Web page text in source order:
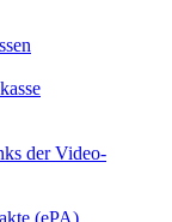
der Video-
(ePA)